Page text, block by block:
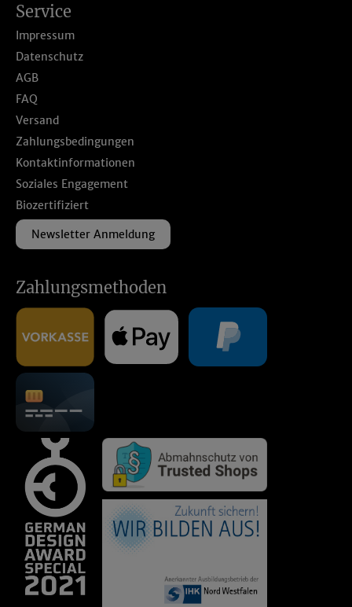
Service
Impressum
Datenschutz
AGB
FAQ
Versand
Zahlungsbedingungen
Kontaktinformationen
Soziales Engagement
Biozertifiziert
Newsletter Anmeldung
Zahlungsmethoden